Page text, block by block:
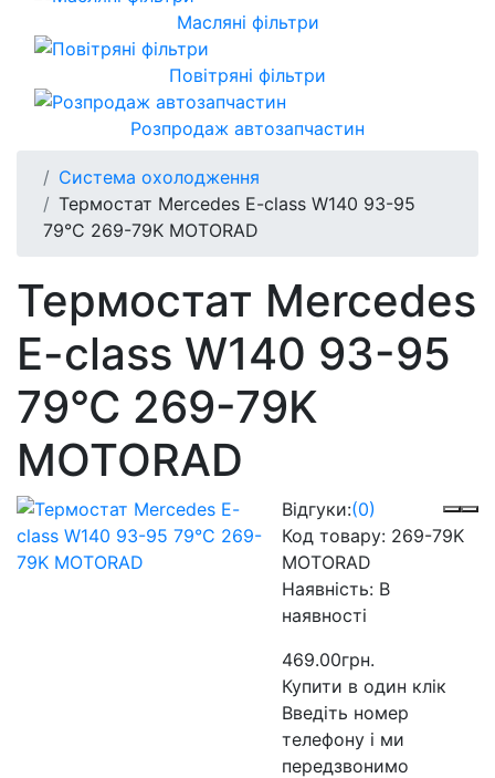
Масляні фільтри
Повітряні фільтри
Розпродаж автозапчастин
Система охолодження
Термостат Mercedes E-class W140 93-95
79°C 269-79K MOTORAD
Термостат Mercedes
E-class W140 93-95
79°C 269-79K
MOTORAD
Відгуки:(0)
Код товару: 269-79K
MOTORAD
Наявність: В
наявності
469.00грн.
Купити в один клік
Введіть номер
телефону і ми
передзвонимо